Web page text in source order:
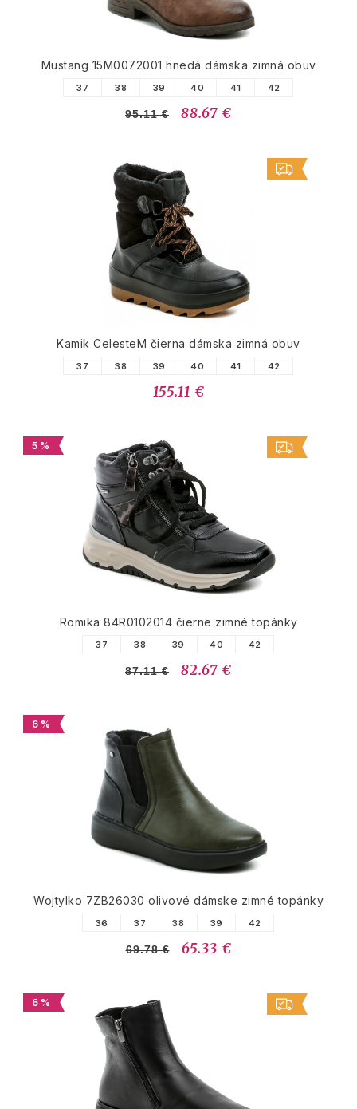
Mustang 15M0072001 hnedá dámska zimná obuv
37 38 39 40 41 42
95.11 € 88.67 €
Kamik CelesteM čierna dámska zimná obuv
37 38 39 40 41 42
155.11 €
5 %
Romika 84R0102014 čierne zimné topánky
37 38 39 40 42
87.11 € 82.67 €
6 %
Wojtylko 7ZB26030 olivové dámske zimné topánky
36 37 38 39 42
69.78 € 65.33 €
6 %